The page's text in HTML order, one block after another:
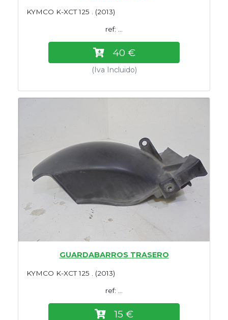
KYMCO K-XCT 125 . (2013)
ref: ...
40 €
(Iva Incluido)
GUARDABARROS TRASERO
KYMCO K-XCT 125 . (2013)
ref: ...
15 €